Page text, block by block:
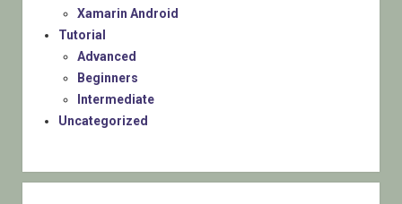
Xamarin Android
Tutorial
Advanced
Beginners
Intermediate
Uncategorized